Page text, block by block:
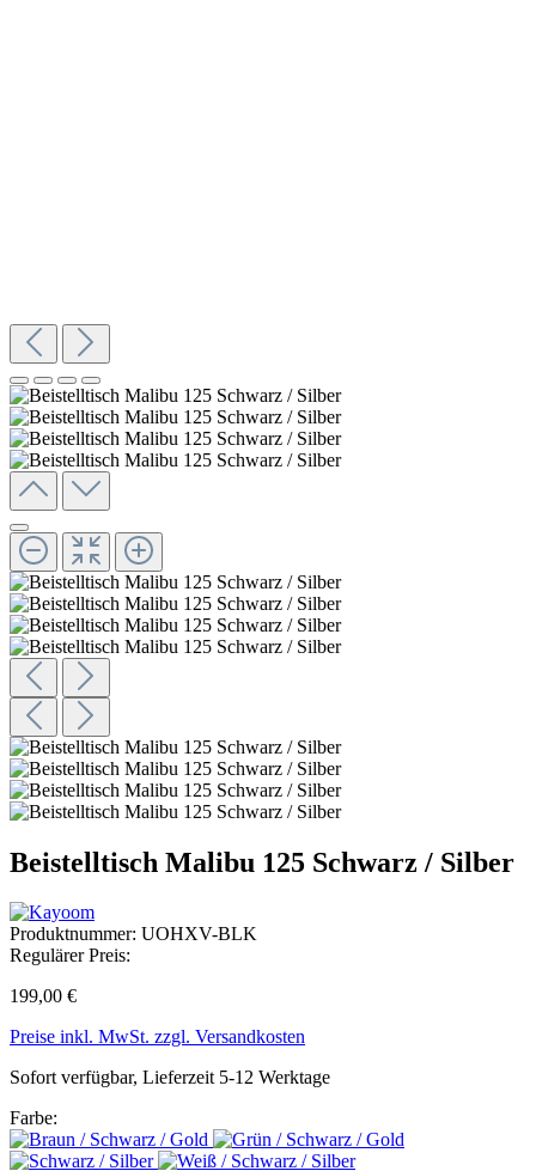
Beistelltisch Malibu 125 Schwarz / Silber
Produktnummer: UOHXV-BLK
Regulärer Preis:
199,00 €
Preise inkl. MwSt. zzgl. Versandkosten
Sofort verfügbar, Lieferzeit 5-12 Werktage
Farbe: